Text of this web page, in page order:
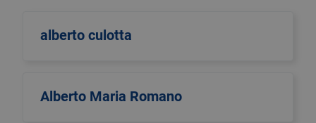
alberto culotta
Alberto Maria Romano